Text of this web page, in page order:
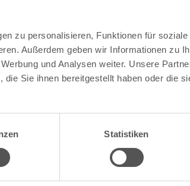
zu personalisieren, Funktionen für
Außerdem geben wir Informationen zu
und Analysen weiter. Unsere
Sie ihnen bereitgestellt haben oder die
Statistiken